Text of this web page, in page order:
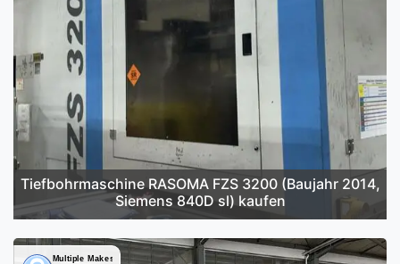
Tiefbohrmaschine RASOMA FZS 3200 (Baujahr 2014,
Siemens 840D sl) kaufen